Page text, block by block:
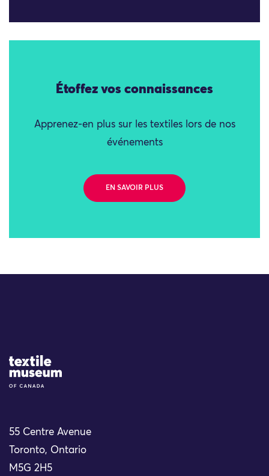
Étoffez vos connaissances
Apprenez-en plus sur les textiles lors de nos
événements
EN SAVOIR PLUS
Site Logo
55 Centre Avenue
Toronto, Ontario
M5G 2H5